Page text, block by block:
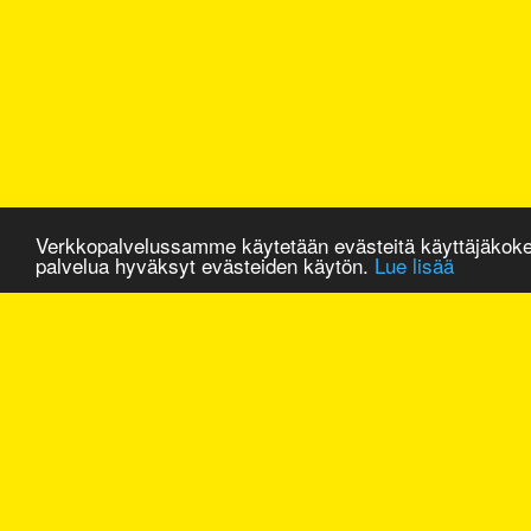
Verkkopalvelussamme käytetään evästeitä
palvelua hyväksyt evästeiden käytön. Lue lisää